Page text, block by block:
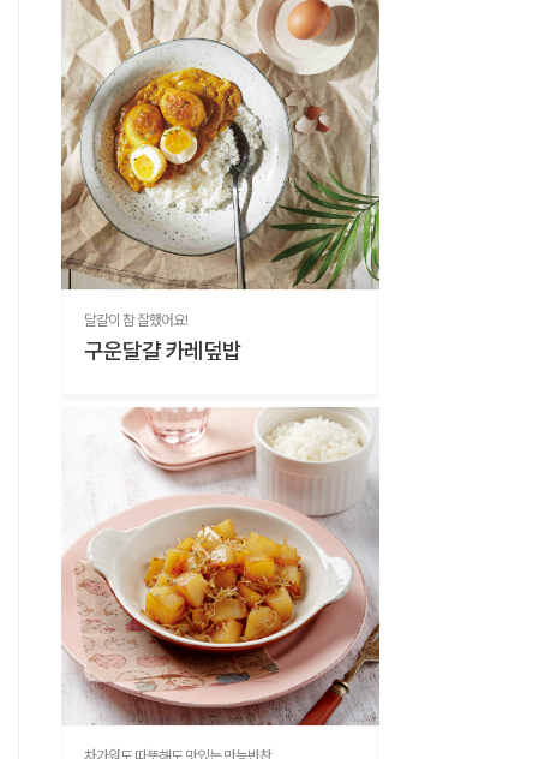
달걀이 참 잘했어요!
구운달걀 카레덮밥